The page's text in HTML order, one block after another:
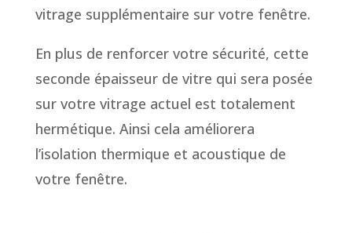
vitrage supplémentaire sur votre fenêtre.
En plus de renforcer votre sécurité, cette
seconde épaisseur de vitre qui sera posée
sur votre vitrage actuel est totalement
hermétique. Ainsi cela améliorera
l’isolation thermique et acoustique de
votre fenêtre.